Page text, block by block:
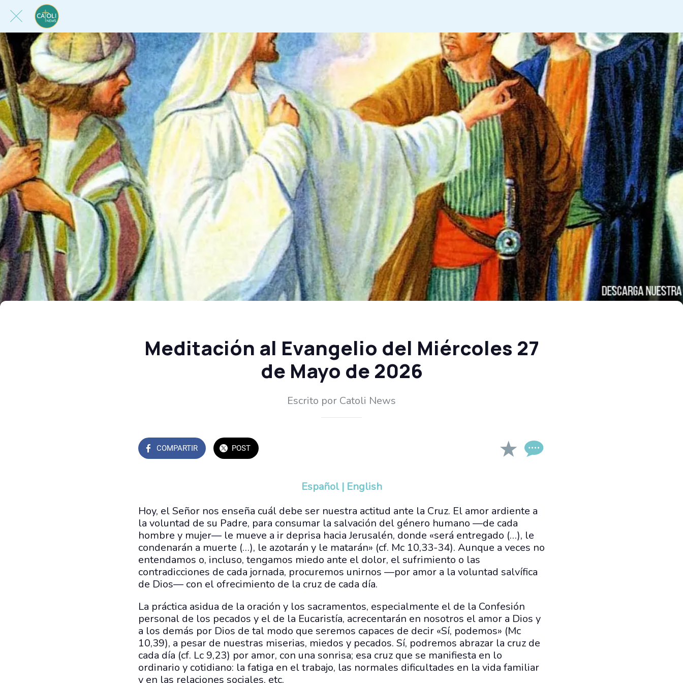
Meditación al Evangelio del Miércoles 27
de Mayo de 2026
Escrito por Catoli News
COMPARTIR POST
Español | English
Hoy, el Señor nos enseña cuál debe ser nuestra actitud ante la Cruz. El amor ardiente a
la voluntad de su Padre, para consumar la salvación del género humano —de cada
hombre y mujer— le mueve a ir deprisa hacia Jerusalén, donde «será entregado (…), le
condenarán a muerte (…), le azotarán y le matarán» (cf. Mc 10,33-34). Aunque a veces no
entendamos o, incluso, tengamos miedo ante el dolor, el sufrimiento o las
contradicciones de cada jornada, procuremos unirnos —por amor a la voluntad salvífica
de Dios— con el ofrecimiento de la cruz de cada día.
La práctica asidua de la oración y los sacramentos, especialmente el de la Confesión
personal de los pecados y el de la Eucaristía, acrecentarán en nosotros el amor a Dios y
a los demás por Dios de tal modo que seremos capaces de decir «Sí, podemos» (Mc
10,39), a pesar de nuestras miserias, miedos y pecados. Sí, podremos abrazar la cruz de
cada día (cf. Lc 9,23) por amor, con una sonrisa; esa cruz que se manifiesta en lo
ordinario y cotidiano: la fatiga en el trabajo, las normales dificultades en la vida familiar
y en las relaciones sociales, etc.